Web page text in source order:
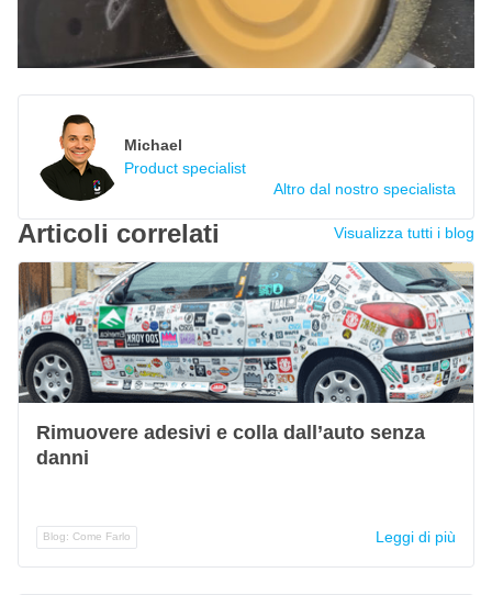
Michael
Product specialist
Altro dal nostro specialista
Articoli correlati Visualizza tutti i blog
Rimuovere adesivi e colla dall’auto senza
danni
Blog: Come Farlo Leggi di più